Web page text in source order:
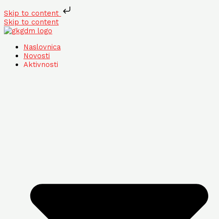
Skip to content
Skip to content
Naslovnica
Novosti
Aktivnosti